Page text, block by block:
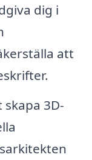
dig i
att
3D-